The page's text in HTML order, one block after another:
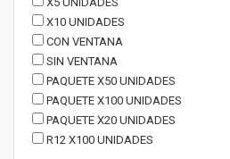
X10 UNIDADES
CON VENTANA
SIN VENTANA
PAQUETE X50 UNIDADES
PAQUETE X100 UNIDADES
PAQUETE X20 UNIDADES
R12 X100 UNIDADES